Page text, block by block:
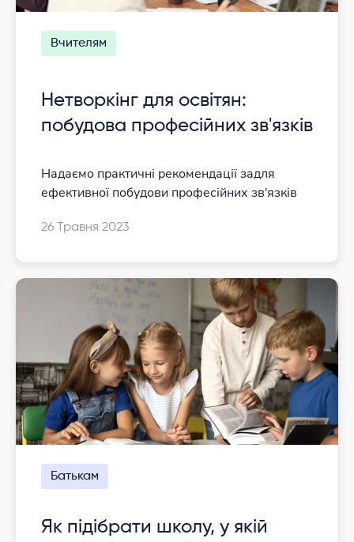
Вчителям
Нетворкінг для освітян:
побудова професійних зв'язків
Надаємо практичні рекомендації задля
ефективної побудови професійних зв'язків
26 Травня 2023
Батькам
Як підібрати школу, у якій